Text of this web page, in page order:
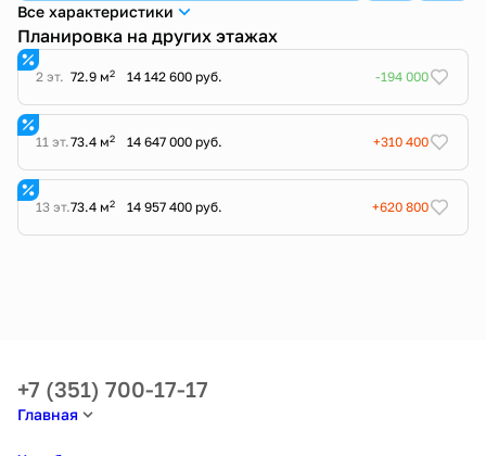
Все характеристики
Планировка на других этажах
2 эт. 72.9 м2 14 142 600 руб. -194 000
11 эт.73.4 м2 14 647 000 руб. +310 400
13 эт.73.4 м2 14 957 400 руб. +620 800
Главная
+7 (351) 700-17-17